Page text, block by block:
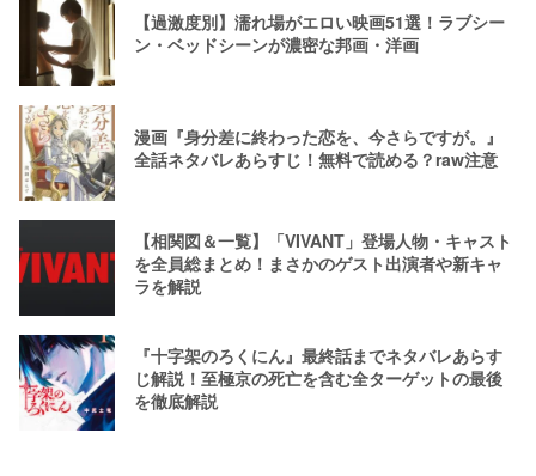
【過激度別】濡れ場がエロい映画51選！ラブシー
ン・ベッドシーンが濃密な邦画・洋画
漫画『身分差に終わった恋を、今さらですが。』
全話ネタバレあらすじ！無料で読める？raw注意
【相関図＆一覧】「VIVANT」登場人物・キャスト
を全員総まとめ！まさかのゲスト出演者や新キャ
ラを解説
『十字架のろくにん』最終話までネタバレあらす
じ解説！至極京の死亡を含む全ターゲットの最後
を徹底解説